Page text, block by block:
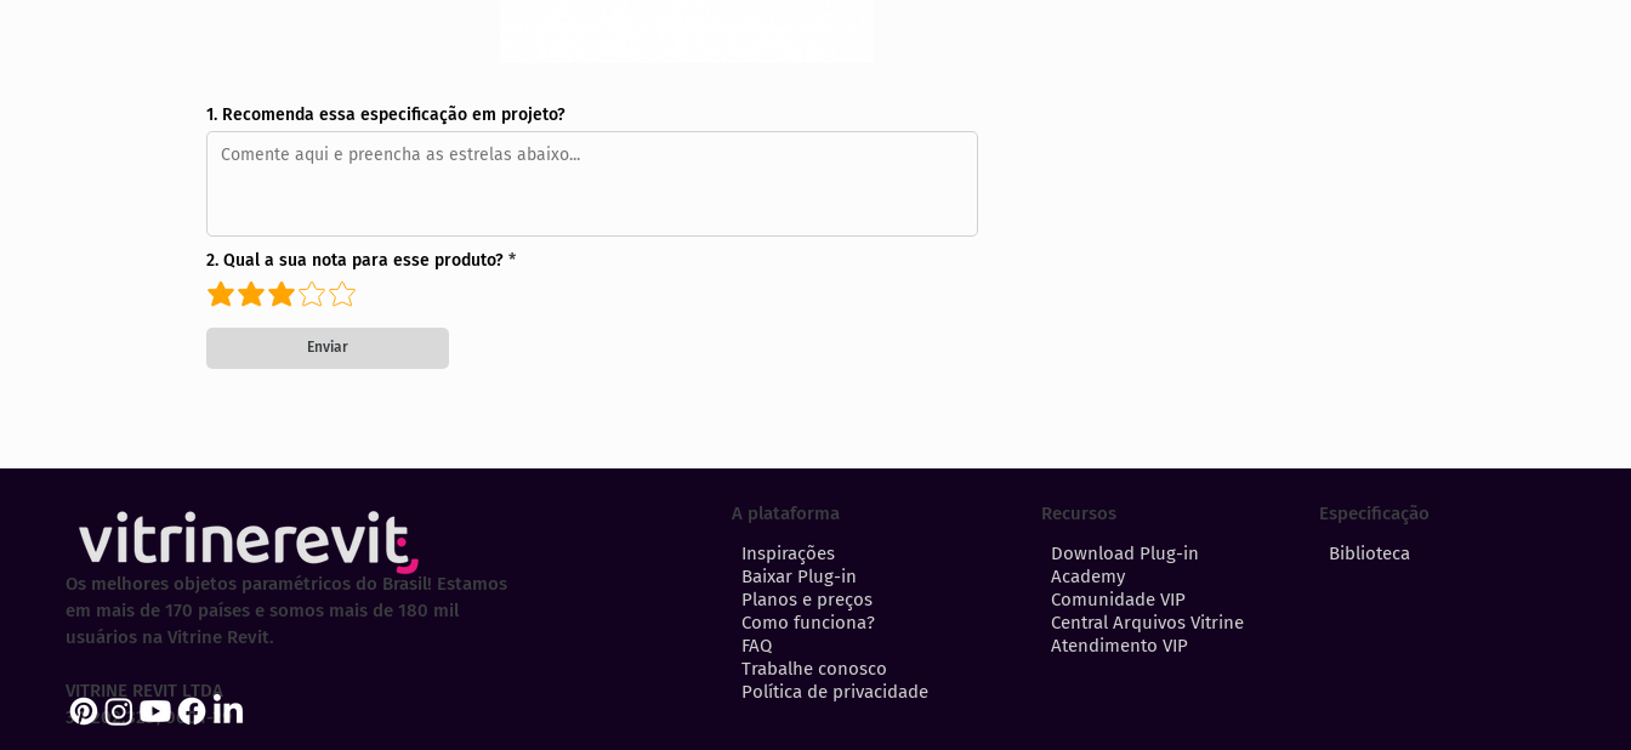
1. Recomenda essa especificação em projeto?
2. Qual a sua nota para esse produto?
Enviar
A plataforma
Inspirações
Baixar Plug-in
Planos e preços
Como funciona?
FAQ
Trabalhe conosco
Política de privacidade
Recursos
Download Plug-in
Academy
Comunidade VIP
Central Arquivos Vitrine
Atendimento VIP
Especificação
Biblioteca
Os melhores objetos paramétricos do Brasil! Estamos
em mais de 170 países e somos mais de 180 mil
usuários na Vitrine Revit.
VITRINE REVIT LTDA
30.202.323/0001-29